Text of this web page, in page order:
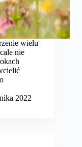
wielu
nie
2022